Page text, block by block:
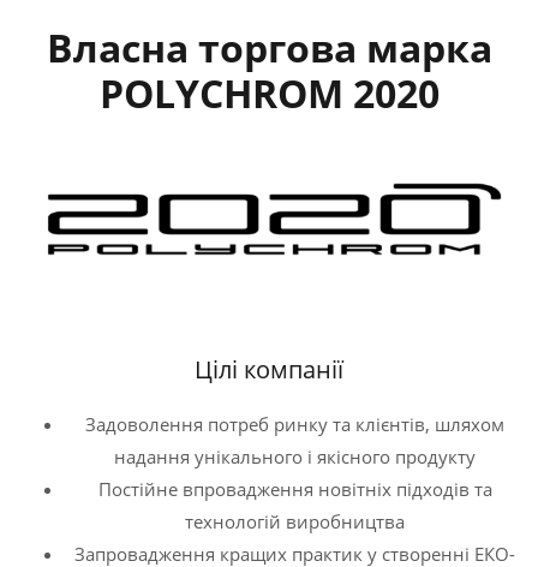
Власна торгова марка
POLYCHROM 2020
Цілі компанії
Задоволення потреб ринку та клієнтів, шляхом
надання унікального і якісного продукту
Постійне впровадження новітніх підходів та
технологій виробництва
Запровадження кращих практик у створенні ЕКО-